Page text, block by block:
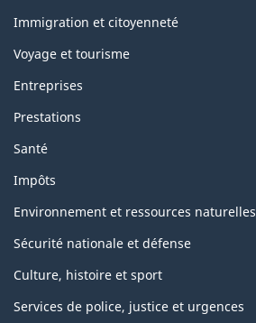
sujets
Immigration et citoyenneté
Voyage et tourisme
Entreprises
Prestations
Santé
Impôts
Environnement et ressources naturelles
Sécurité nationale et défense
Culture, histoire et sport
Services de police, justice et urgences